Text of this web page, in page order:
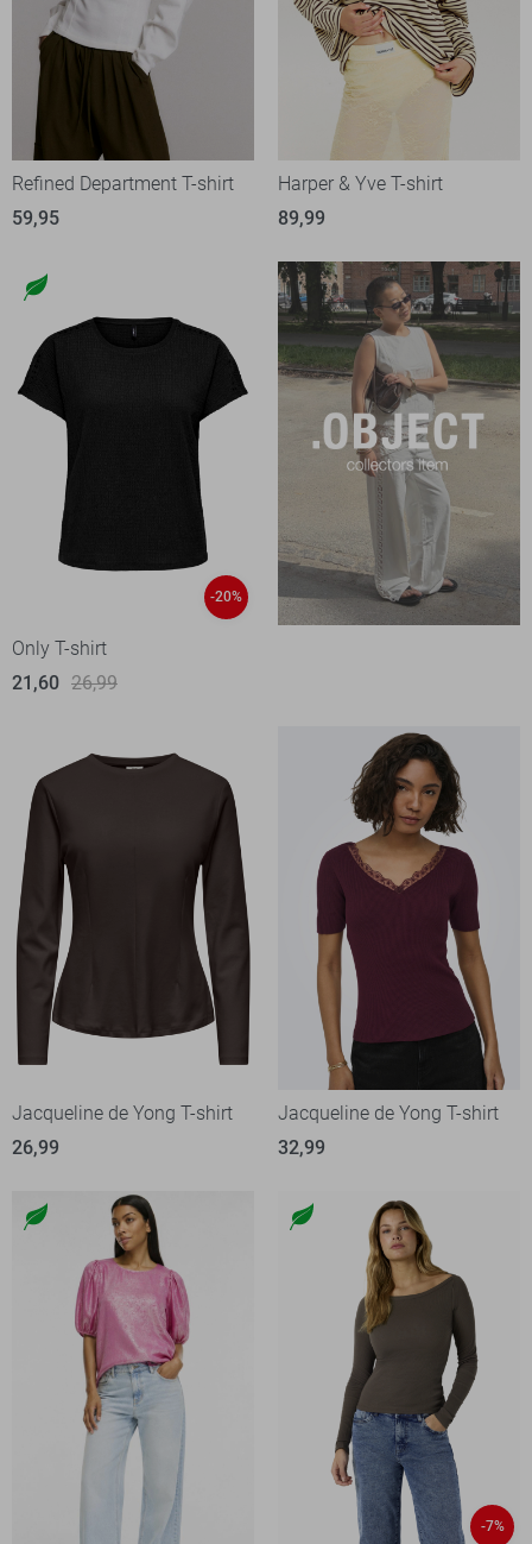
Refined Department T-shirt
59,95
Harper & Yve T-shirt
89,99
-20%
Only T-shirt
21,60 26,99
Jacqueline de Yong T-shirt
26,99
Jacqueline de Yong T-shirt
32,99
-7%